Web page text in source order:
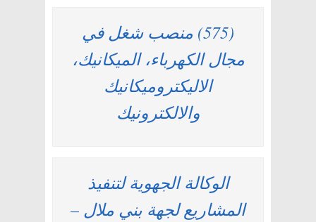
(575) منصب شغل في
مجال الكهرباء، الميكانيك،
الاليكتروميكانيك
والالكترونيك
الوكالة الجهوية لتنفيذ
المشاريع لجهة بني ملال –